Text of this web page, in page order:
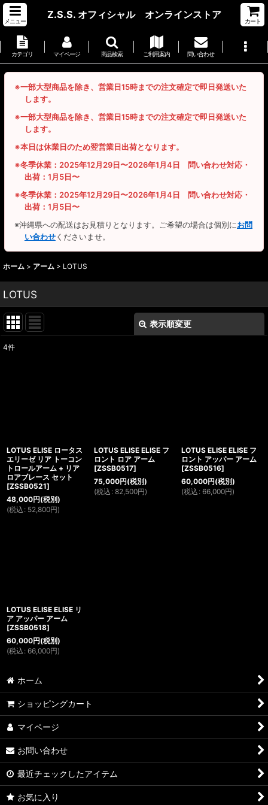
メニュー
Z.S.S. オフィシャル オンラインストア
カート
カテゴリ マイページ 商品検索 ご利用案内 問い合わせ
※一部大型商品を除き、営業日15時までの注文確定で即日発送いた
します。
※一部大型商品を除き、営業日15時までの注文確定で即日発送いた
します。
※本日は休業日のため翌営業日出荷となります。
※冬季休業：2025年12月29日〜2026年1月4日 問い合わせ対応・
出荷：1月5日〜
※冬季休業：2025年12月29日〜2026年1月4日 問い合わせ対応・
出荷：1月5日〜
※沖縄県への配送はお見積りとなります。ご希望の場合は個別にお問
い合わせくださいませ。
ホーム > アーム > LOTUS
LOTUS
表示順変更
4件
LOTUS ELISE ロータス
エリーゼ リア トーコン
トロールアーム + リア
ロアブレース セット
[ZSSB0521]
48,000円(税別)
(税込 : 52,800円)
LOTUS ELISE ELISE フ
ロント ロア アーム
[ZSSB0517]
75,000円(税別)
(税込 : 82,500円)
LOTUS ELISE ELISE フ
ロント アッパー アーム
[ZSSB0516]
60,000円(税別)
(税込 : 66,000円)
LOTUS ELISE ELISE リ
ア アッパー アーム
[ZSSB0518]
60,000円(税別)
(税込 : 66,000円)
ホーム
ショッピングカート
マイページ
お問い合わせ
最近チェックしたアイテム
お気に入り